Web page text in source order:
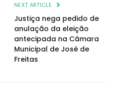
NEXT ARTICLE
Justiça nega pedido de
anulação da eleição
antecipada na Câmara
Municipal de José de
Freitas